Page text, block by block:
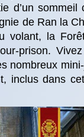
d’un sommeil
de Ran la
volant, la
prison.
nombreux
inclus dans